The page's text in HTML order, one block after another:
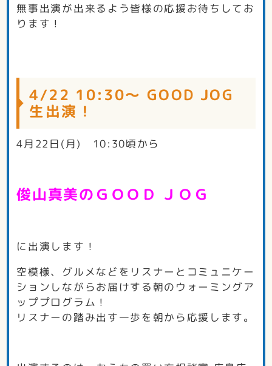
無事出演が出来るよう皆様の応援お待ちしてお
ります！
4/22 10:30～ GOOD JOG
生出演！
4月22日(月) 10:30頃から
俊山真美のＧＯＯＤ ＪＯＧ
に出演します！
空模様、グルメなどをリスナーとコミュニケー
ションしながらお届けする朝のウォーミングア
ッププログラム！
リスナーの踏み出す一歩を朝から応援します。